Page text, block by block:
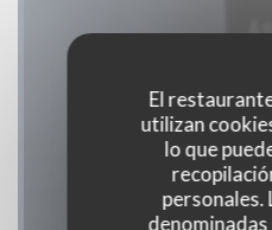
El
utilizan
lo que
personales.
denominadas